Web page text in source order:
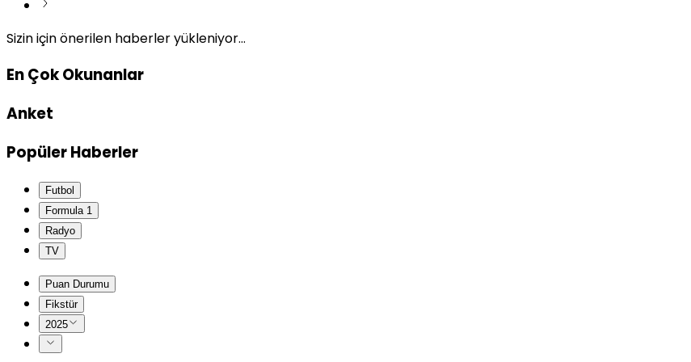
Sizin için önerilen haberler yükleniyor...
En Çok Okunanlar
Anket
Popüler Haberler
Futbol
Formula 1
Radyo
TV
Puan Durumu
Fikstür
2025